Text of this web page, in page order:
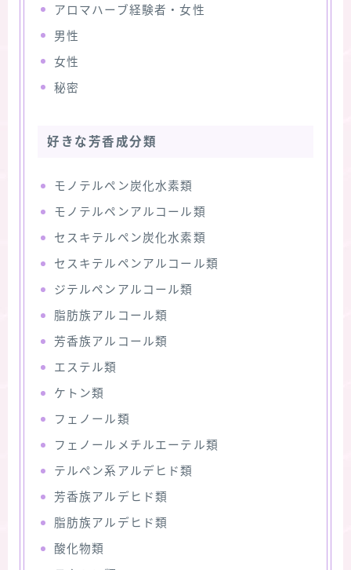
アロマハーブ経験者・女性
男性
女性
秘密
好きな芳香成分類
モノテルペン炭化水素類
モノテルペンアルコール類
セスキテルペン炭化水素類
セスキテルペンアルコール類
ジテルペンアルコール類
脂肪族アルコール類
芳香族アルコール類
エステル類
ケトン類
フェノール類
フェノールメチルエーテル類
テルペン系アルデヒド類
芳香族アルデヒド類
脂肪族アルデヒド類
酸化物類